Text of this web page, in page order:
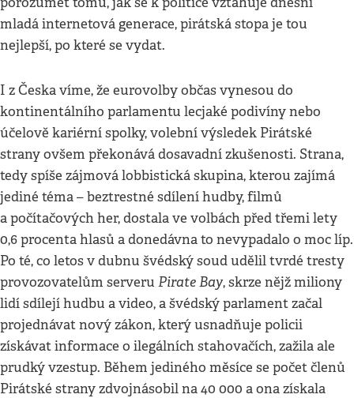
mladá internetová generace, pirátská stopa je tou
nejlepší, po které se vydat.
I z Česka víme, že eurovolby občas vynesou do
kontinentálního parlamentu lecjaké podivíny nebo
účelově kariérní spolky, volební výsledek Pirátské
strany ovšem překonává dosavadní zkušenosti. Strana,
tedy spíše zájmová lobbistická skupina, kterou zajímá
jediné téma – beztrestné sdílení hudby, filmů
a počítačových her, dostala ve volbách před třemi lety
0,6 procenta hlasů a donedávna to nevypadalo o moc líp.
Po té, co letos v dubnu švédský soud udělil tvrdé tresty
provozovatelům serveru Pirate Bay, skrze nějž miliony
lidí sdílejí hudbu a video, a švédský parlament začal
projednávat nový zákon, který usnadňuje policii
získávat informace o ilegálních stahovačích, zažila ale
prudký vzestup. Během jediného měsíce se počet členů
Pirátské strany zdvojnásobil na 40 000 a ona získala